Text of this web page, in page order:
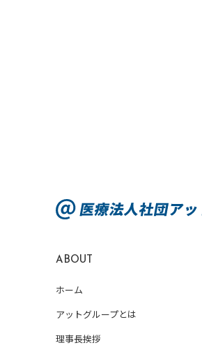
ABOUT
ホーム
アットグループとは
理事長挨拶